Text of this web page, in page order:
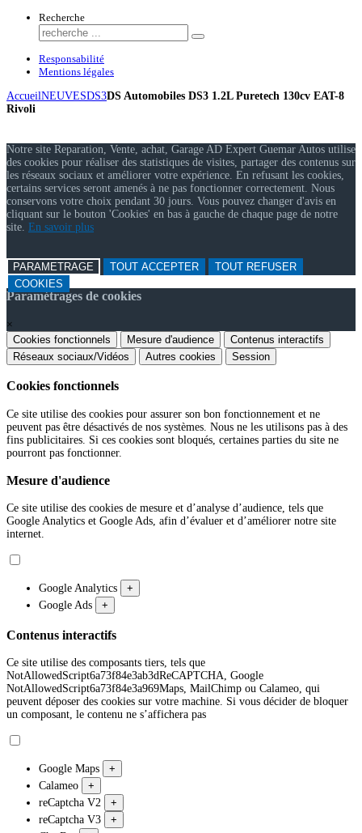
Recherche
Responsabilité
Mentions légales
AccueilNEUVESDS3DS Automobiles DS3 1.2L Puretech 130cv EAT-8
Rivoli
Notre site Reparation, Vente, achat, Garage AD Expert Guemar Autos utilise
des cookies pour réaliser des statistiques de visites, partager des contenus sur
les réseaux sociaux et améliorer votre expérience. En refusant les cookies,
certains services seront amenés à ne pas fonctionner correctement. Nous
conservons votre choix pendant 30 jours. Vous pouvez changer d'avis en
cliquant sur le bouton 'Cookies' en bas à gauche de chaque page de notre
site. En savoir plus
PARAMETRAGE TOUT ACCEPTER
TOUT REFUSER
COOKIES
Paramétrages de cookies
×
Cookies fonctionnels
Mesure d'audience
Contenus interactifs
Réseaux sociaux/Vidéos
Autres cookies Session
Cookies fonctionnels
Ce site utilise des cookies pour assurer son bon fonctionnement et ne
peuvent pas être désactivés de nos systèmes. Nous ne les utilisons pas à des
fins publicitaires. Si ces cookies sont bloqués, certaines parties du site ne
pourront pas fonctionner.
Mesure d'audience
Ce site utilise des cookies de mesure et d’analyse d’audience, tels que
Google Analytics et Google Ads, afin d’évaluer et d’améliorer notre site
internet.
Google Analytics
+
Google Ads
+
Contenus interactifs
Ce site utilise des composants tiers, tels que
NotAllowedScript6a73f84e3ab3dReCAPTCHA, Google
NotAllowedScript6a73f84e3a969Maps, MailChimp ou Calameo, qui
peuvent déposer des cookies sur votre machine. Si vous décider de bloquer
un composant, le contenu ne s’affichera pas
Google Maps
+
Calameo
+
reCaptcha V2
+
reCaptcha V3
+